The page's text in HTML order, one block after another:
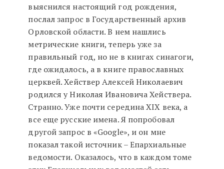
выяснился настоящий год рождения,
послал запрос в Государственный архив
Орловской области. В нем нашлись
метрические книги, теперь уже за
правильный год, но не в книгах синагоги,
где ожидалось, а в книге православных
церквей. Хействер Алексей Николаевич
родился у Николая Ивановича Хействера.
Странно. Уже почти середина XIX века, а
все еще русские имена. Я попробовал
другой запрос в «Google», и он мне
показал такой источник – Епархиальные
ведомости. Оказалось, что в каждом томе